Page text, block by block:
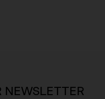
NEWSLETTER